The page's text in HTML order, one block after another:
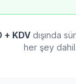
+ KDV dışında
her şey dahil.